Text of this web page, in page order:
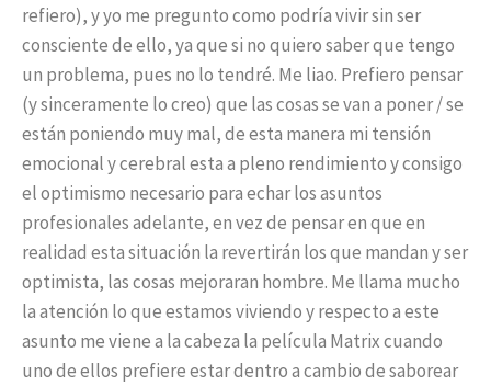
refiero), y yo me pregunto como podría vivir sin ser
consciente de ello, ya que si no quiero saber que tengo
un problema, pues no lo tendré. Me liao. Prefiero pensar
(y sinceramente lo creo) que las cosas se van a poner / se
están poniendo muy mal, de esta manera mi tensión
emocional y cerebral esta a pleno rendimiento y consigo
el optimismo necesario para echar los asuntos
profesionales adelante, en vez de pensar en que en
realidad esta situación la revertirán los que mandan y ser
optimista, las cosas mejoraran hombre. Me llama mucho
la atención lo que estamos viviendo y respecto a este
asunto me viene a la cabeza la película Matrix cuando
uno de ellos prefiere estar dentro a cambio de saborear